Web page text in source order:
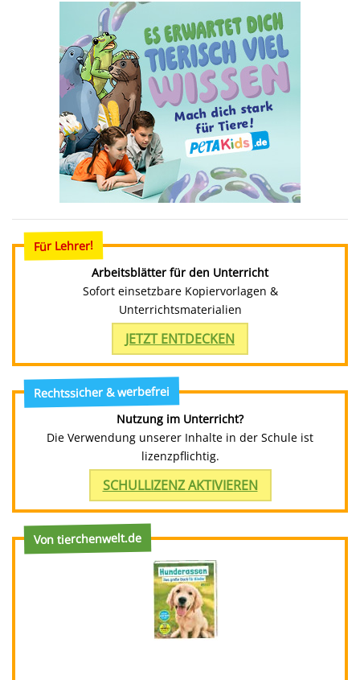
Für Lehrer!
Arbeitsblätter für den Unterricht
Sofort einsetzbare Kopiervorlagen &
Unterrichtsmaterialien
JETZT ENTDECKEN
Rechtssicher & werbefrei
Nutzung im Unterricht?
Die Verwendung unserer Inhalte in der Schule ist
lizenzpflichtig.
SCHULLIZENZ AKTIVIEREN
Von tierchenwelt.de